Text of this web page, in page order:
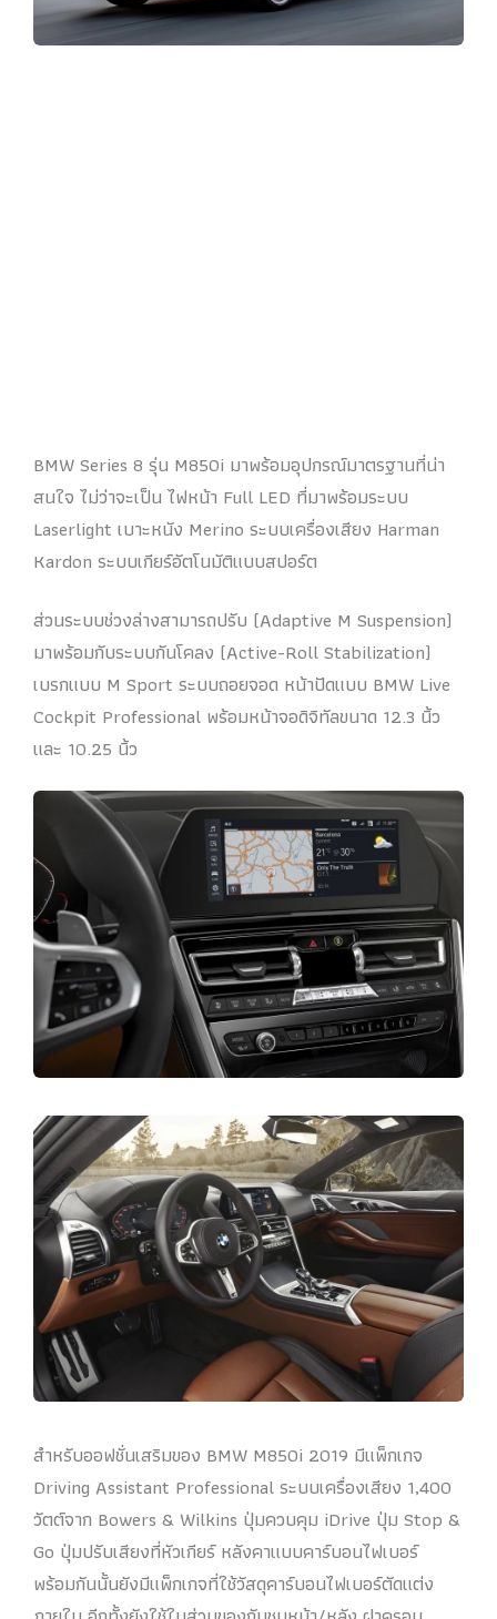
BMW Series 8 รุ่น M850i มาพร้อมอุปกรณ์มาตรฐานที่น่า
สนใจ ไม่ว่าจะเป็น ไฟหน้า Full LED ที่มาพร้อมระบบ
Laserlight เบาะหนัง Merino ระบบเครื่องเสียง Harman
Kardon ระบบเกียร์อัตโนมัติแบบสปอร์ต
ส่วนระบบช่วงล่างสามารถปรับ (Adaptive M Suspension)
มาพร้อมกับระบบกันโคลง (Active-Roll Stabilization)
เบรกแบบ M Sport ระบบถอยจอด หน้าปัดแบบ BMW Live
Cockpit Professional พร้อมหน้าจอดิจิทัลขนาด 12.3 นิ้ว
และ 10.25 นิ้ว
สำหรับออฟชั่นเสริมของ BMW M850i 2019 มีแพ็กเกจ
Driving Assistant Professional ระบบเครื่องเสียง 1,400
วัตต์จาก Bowers & Wilkins ปุ่มควบคุม iDrive ปุ่ม Stop &
Go ปุ่มปรับเสียงที่หัวเกียร์ หลังคาแบบคาร์บอนไฟเบอร์
พร้อมกันนั้นยังมีแพ็กเกจที่ใช้วัสดุคาร์บอนไฟเบอร์ตัดแต่ง